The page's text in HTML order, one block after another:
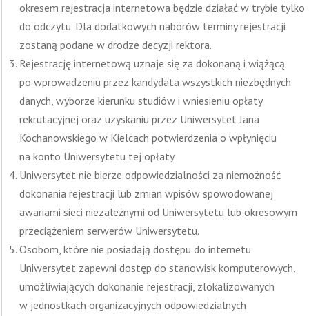
okresem rejestracja internetowa będzie działać w trybie tylko
do odczytu. Dla dodatkowych naborów terminy rejestracji
zostaną podane w drodze decyzji rektora.
Rejestrację internetową uznaje się za dokonaną i wiążącą
po wprowadzeniu przez kandydata wszystkich niezbędnych
danych, wyborze kierunku studiów i wniesieniu opłaty
rekrutacyjnej oraz uzyskaniu przez Uniwersytet Jana
Kochanowskiego w Kielcach potwierdzenia o wpłynięciu
na konto Uniwersytetu tej opłaty.
Uniwersytet nie bierze odpowiedzialności za niemożność
dokonania rejestracji lub zmian wpisów spowodowanej
awariami sieci niezależnymi od Uniwersytetu lub okresowym
przeciążeniem serwerów Uniwersytetu.
Osobom, które nie posiadają dostępu do internetu
Uniwersytet zapewni dostęp do stanowisk komputerowych,
umożliwiających dokonanie rejestracji, zlokalizowanych
w jednostkach organizacyjnych odpowiedzialnych